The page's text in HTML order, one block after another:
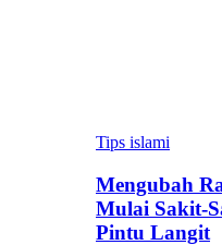
Tips islami
Mengubah
Mulai Sakit-
Pintu Langit